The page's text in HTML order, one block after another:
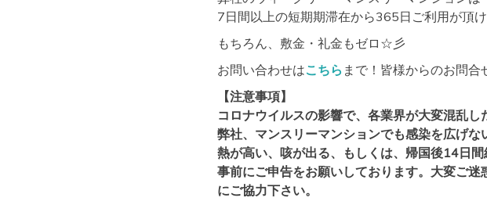
7日間以上の短期期滞在から365日ご利用が頂
もちろん、敷金・礼金もゼロ☆彡
お問い合わせはこちら まで！皆様からのお問
【注意事項】
コロナウイルスの影響で、各業界が大変混乱し
弊社、マンスリーマンションでも感染を広げな
熱が高い、咳が出る、もしくは、帰国後14日間
事前にご申告をお願いしております。大変ご
にご協力下さい。